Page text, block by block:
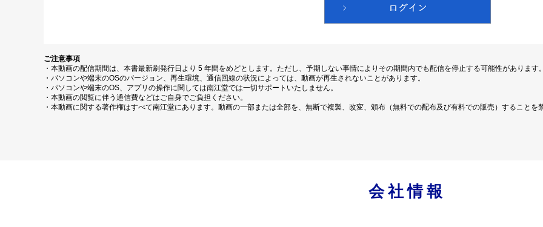
ご注意事項
・本動画の配信期間は、本書最新刷発行日より 5 年間をめどとします。ただし、予期しない事情によりその期間内でも配信を停止する可能性があります。
・パソコンや端末のOSのバージョン、再生環境、通信回線の状況によっては、動画が再生されないことがあります。
・パソコンや端末のOS、アプリの操作に関しては南江堂では一切サポートいたしません。
・本動画の閲覧に伴う通信費などはご自身でご負担ください。
・本動画に関する著作権はすべて南江堂にあります。動画の一部または全部を、無断で複製、改変、頒布（無料での配布及び有料での販売）することを
会社情報